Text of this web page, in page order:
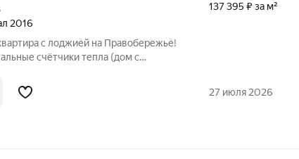
2016
с лоджией на Правобережье!
территория В продаже просторная
137 395 ₽ за м²
27 июля 2026